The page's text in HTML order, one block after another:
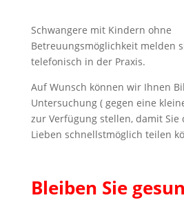
Schwangere mit Kindern ohne
Betreuungsmöglichkeit melden
telefonisch in der Praxis.
Auf Wunsch können wir Ihnen
Untersuchung ( gegen eine
zur Verfügung stellen, damit Sie
Lieben schnellstmöglich teilen
Bleiben Sie